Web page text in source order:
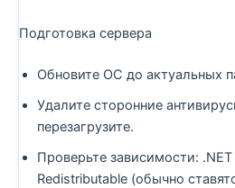
Подготовка сервера
Обновите ОС до актуальных
Удалите сторонние
перезагрузите.
Проверьте зависимости:
Redistributable (обычно